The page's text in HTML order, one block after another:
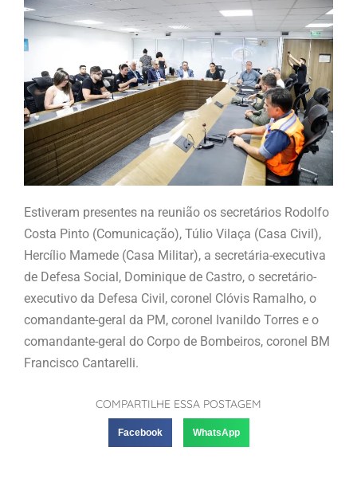
Estiveram presentes na reunião os secretários Rodolfo
Costa Pinto (Comunicação), Túlio Vilaça (Casa Civil),
Hercílio Mamede (Casa Militar), a secretária-executiva
de Defesa Social, Dominique de Castro, o secretário-
executivo da Defesa Civil, coronel Clóvis Ramalho, o
comandante-geral da PM, coronel Ivanildo Torres e o
comandante-geral do Corpo de Bombeiros, coronel BM
Francisco Cantarelli.
COMPARTILHE ESSA POSTAGEM
Facebook WhatsApp